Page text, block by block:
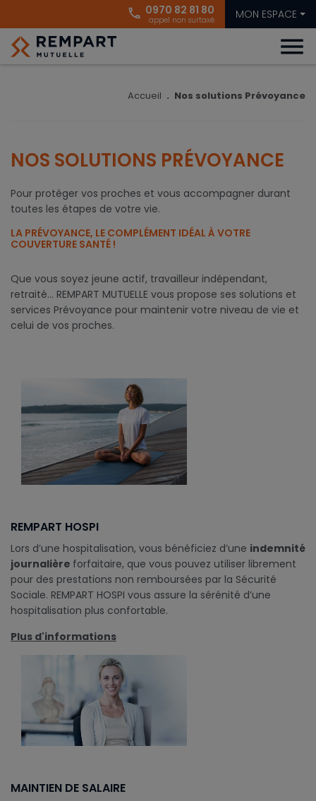
phone 0970 82 81 80
appel non surtaxé MON ESPACE
menu
Accueil Nos solutions Prévoyance
NOS SOLUTIONS PRÉVOYANCE
Pour protéger vos proches et vous accompagner durant
toutes les étapes de votre vie.
LA PRÉVOYANCE, LE COMPLÉMENT IDÉAL À VOTRE
COUVERTURE SANTÉ !
Que vous soyez jeune actif, travailleur indépendant,
retraité… REMPART MUTUELLE vous propose ses solutions et
services Prévoyance pour maintenir votre niveau de vie et
celui de vos proches.
REMPART HOSPI
Lors d’une hospitalisation, vous bénéficiez d’une indemnité
journalière forfaitaire, que vous pouvez utiliser librement
pour des prestations non remboursées par la Sécurité
Sociale. REMPART HOSPI vous assure la sérénité d’une
hospitalisation plus confortable.
Plus d'informations
MAINTIEN DE SALAIRE